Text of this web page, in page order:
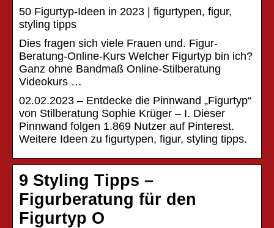
50 Figurtyp-Ideen in 2023 | figurtypen, figur,
styling tipps
Dies fragen sich viele Frauen und. Figur-
Beratung-Online-Kurs Welcher Figurtyp bin ich?
Ganz ohne Bandmaß Online-Stilberatung
Videokurs …
02.02.2023 – Entdecke die Pinnwand „Figurtyp“
von Stilberatung Sophie Krüger – I. Dieser
Pinnwand folgen 1.869 Nutzer auf Pinterest.
Weitere Ideen zu figurtypen, figur, styling tipps.
9 Styling Tipps –
Figurberatung für den
Figurtyp O